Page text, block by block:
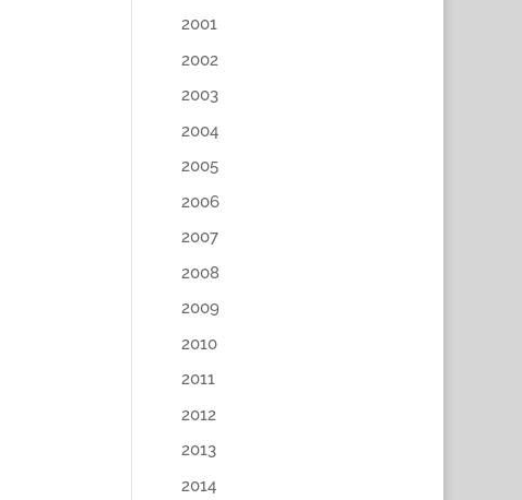
2001
2002
2003
2004
2005
2006
2007
2008
2009
2010
2011
2012
2013
2014